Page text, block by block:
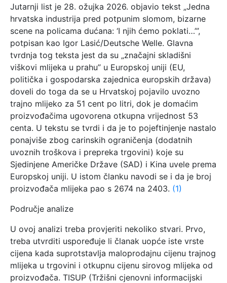
Jutarnji list je 28. ožujka 2026. objavio tekst „Jedna
hrvatska industrija pred potpunim slomom, bizarne
scene na policama dućana: ‘I njih ćemo poklati…’”,
potpisan kao Igor Lasić/Deutsche Welle. Glavna
tvrdnja tog teksta jest da su „značajni skladišni
viškovi mlijeka u prahu” u Europskoj uniji (EU,
politička i gospodarska zajednica europskih država)
doveli do toga da se u Hrvatskoj pojavilo uvozno
trajno mlijeko za 51 cent po litri, dok je domaćim
proizvođačima ugovorena otkupna vrijednost 53
centa. U tekstu se tvrdi i da je to pojeftinjenje nastalo
ponajviše zbog carinskih ograničenja (dodatnih
uvoznih troškova i prepreka trgovini) koje su
Sjedinjene Američke Države (SAD) i Kina uvele prema
Europskoj uniji. U istom članku navodi se i da je broj
proizvođača mlijeka pao s 2674 na 2403. (1)
Područje analize
U ovoj analizi treba provjeriti nekoliko stvari. Prvo,
treba utvrditi uspoređuje li članak uopće iste vrste
cijena kada suprotstavlja maloprodajnu cijenu trajnog
mlijeka u trgovini i otkupnu cijenu sirovog mlijeka od
proizvođača. TISUP (Tržišni cjenovni informacijski